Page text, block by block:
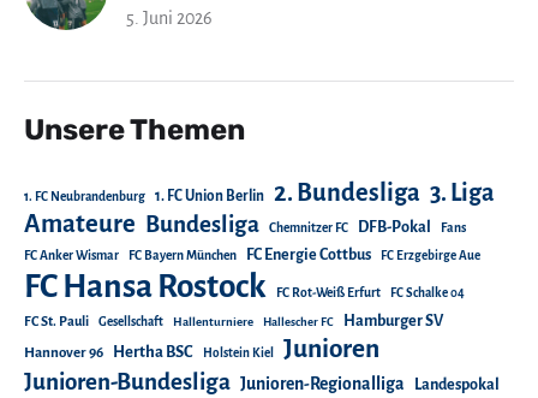
5. Juni 2026
Unsere Themen
1. FC Neubrandenburg 1. FC Union Berlin 2. Bundesliga 3. Liga
Amateure Bundesliga Chemnitzer FC DFB-Pokal Fans
FC Anker Wismar FC Bayern München FC Energie Cottbus FC Erzgebirge Aue
FC Hansa Rostock FC Rot-Weiß Erfurt FC Schalke 04
FC St. Pauli Gesellschaft Hallenturniere Hallescher FC Hamburger SV
Hannover 96 Hertha BSC Holstein Kiel Junioren
Junioren-Bundesliga Junioren-Regionalliga
Landespokal